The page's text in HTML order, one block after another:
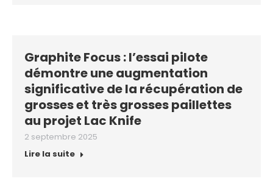
Graphite Focus : l’essai pilote
démontre une augmentation
significative de la récupération de
grosses et très grosses paillettes
au projet Lac Knife
2 septembre 2025
Lire la suite